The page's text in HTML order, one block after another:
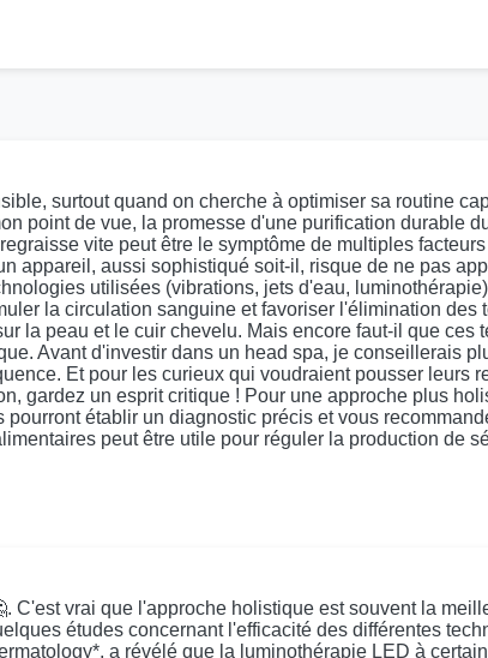
surtout quand on cherche à optimiser sa routine
point de vue, la promesse d'une purification durable
vite peut être le symptôme de multiples
appareil, aussi sophistiqué soit-il, risque de ne pas
utilisées (vibrations, jets d'eau,
la circulation sanguine et favoriser l'élimination
la peau et le cuir chevelu. Mais encore faut-il que
Avant d'investir dans un head spa, je conseillerais
Et pour les curieux qui voudraient pousser leurs
gardez un esprit critique ! Pour une approche plus
établir un diagnostic précis et vous
peut être utile pour réguler la production de
C'est vrai que l'approche holistique est souvent la
études concernant l'efficacité des différentes
a révélé que la luminothérapie LED à